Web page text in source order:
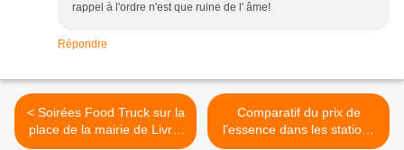
rappel à l'ordre n'est que ruine de l' âme!
Répondre
< Soirées Food Truck sur la
place de la mairie de Livry-
Gargan tous les premiers
Comparatif du prix de
l’essence dans les stations
à Aulnay-sous-Bois :